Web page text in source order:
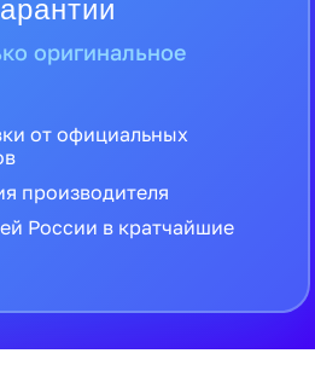
оригинальное
от официальных
производителя
России в кратчайшие